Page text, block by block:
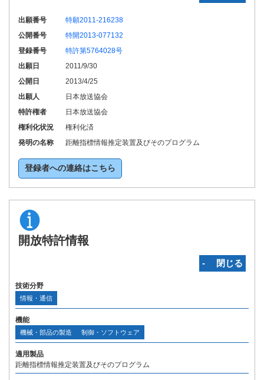
出願番号
特願2011-216238
公開番号
特開2013-077132
登録番号
特許第5764028号
出願日
2011/9/30
公開日
2013/4/25
出願人
日本放送協会
特許権者
日本放送協会
権利化状況
権利化済
発明の名称
距離指標情報推定装置及びそのプログラム
登録者への連絡はこちら
開放特許情報
‐ 閉じる
技術分野
情報・通信
機能
機械・部品の製造 制御・ソフトウェア
適用製品
距離指標情報推定装置及びそのプログラム